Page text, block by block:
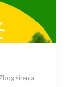
širenja